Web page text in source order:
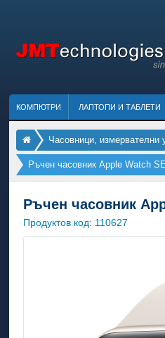
КОМПЮТРИ ЛАПТОПИ И ТАБЛЕТИ
Часовници, измервателни
Ръчен часовник Apple Watch
Ръчен часовник
Продуктов код: 110627